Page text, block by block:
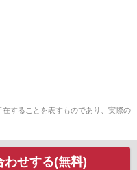
することを表すものであり、実際の
わせする(無料)